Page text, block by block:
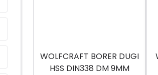
WOLFCRAFT BORER DUGI
HSS DIN338 DM 9MM